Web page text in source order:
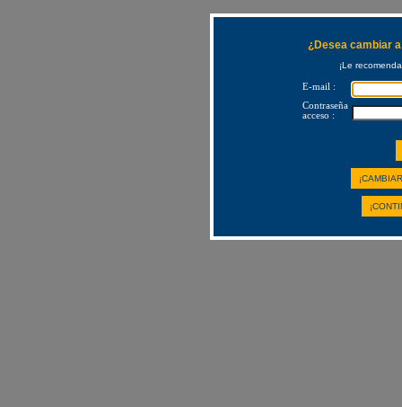
¿Desea cambiar
¡Le
E-mail :
Contraseña
acceso :